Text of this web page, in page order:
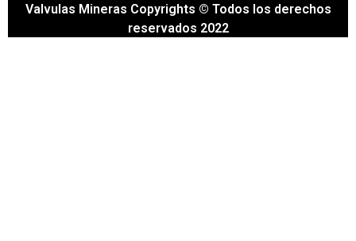
Valvulas Mineras Copyrights © Todos los derechos
reservados 2022